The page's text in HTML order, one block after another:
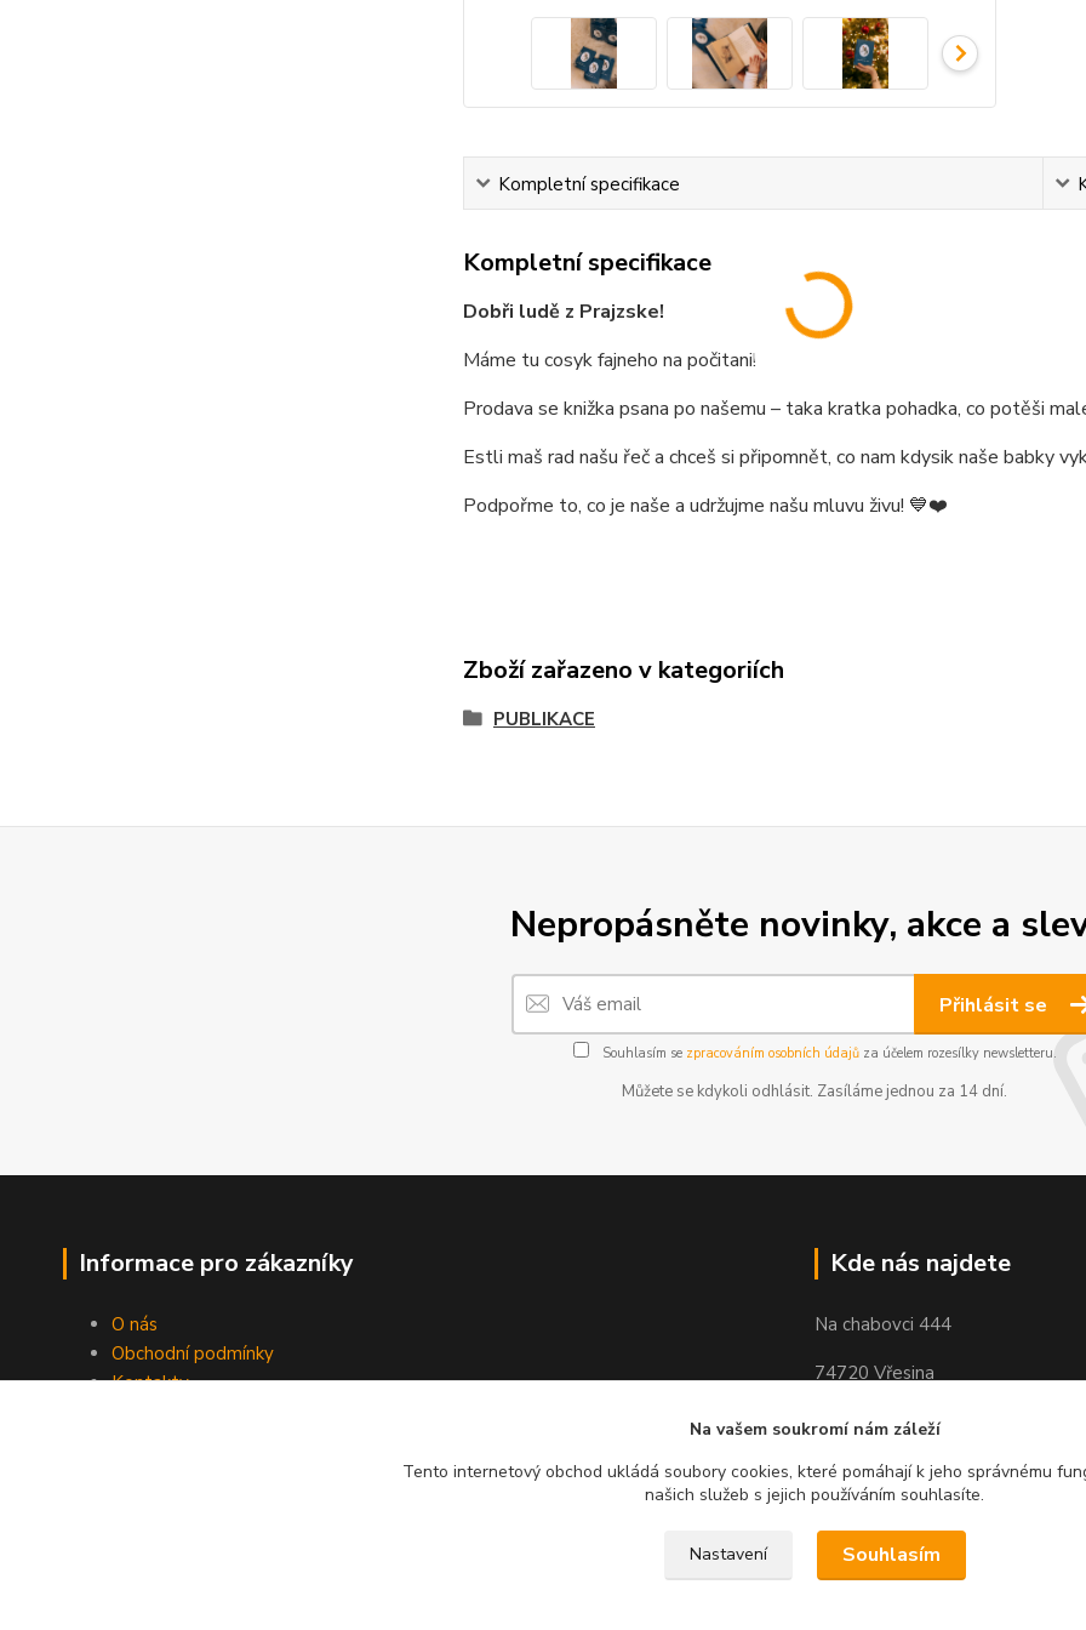
Kompletní specifikace
Kompletní specifikace
Dobři ludě z Prajzske!
Máme tu cosyk fajneho na počitani!
Prodava se knižka psana po našemu – taka kratka pohadka, co potěši
Estli maš rad našu řeč a chceš si připomnět, co nam kdysik naše babky
Podpořme to, co je naše a udržujme našu mluvu živu! 💙❤️
Zboží zařazeno v kategoriích
PUBLIKACE
Nepropásněte novinky, akce a
Přihlásit se
Souhlasím se zpracováním osobních údajůza účelem rozesílky newsletteru.
Můžete se kdykoli odhlásit. Zasíláme jednou za 14 dní.
Informace pro zákazníky
O nás
Obchodní podmínky
Kontakty
Kde nás najdete
Na chabovci 444
74720 Vřesina
Na vašem soukromí nám záleží
Tento internetový obchod ukládá soubory cookies, které pomáhají k jeho správnému
našich služeb s jejich používáním souhlasíte.
Nastavení Souhlasím